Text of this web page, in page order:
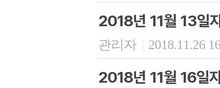
2018년 11월 13일
관리자 | 2018.11.26
2018년 11월 16일